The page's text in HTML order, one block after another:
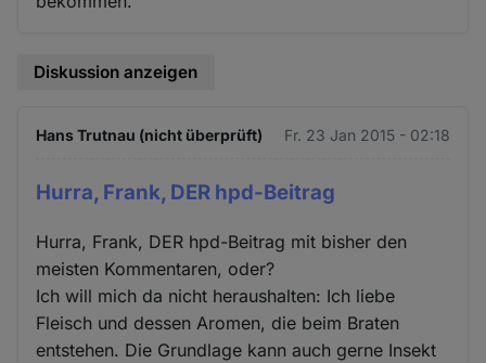
Diskussion anzeigen
Hans Trutnau (nicht überprüft) Fr. 23 Jan 2015 - 02:18
Hurra, Frank, DER hpd-Beitrag
Hurra, Frank, DER hpd-Beitrag mit bisher den
meisten Kommentaren, oder?
Ich will mich da nicht heraushalten: Ich liebe
Fleisch und dessen Aromen, die beim Braten
entstehen. Die Grundlage kann auch gerne Insekt